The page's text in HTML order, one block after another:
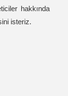
hakkında
isteriz.